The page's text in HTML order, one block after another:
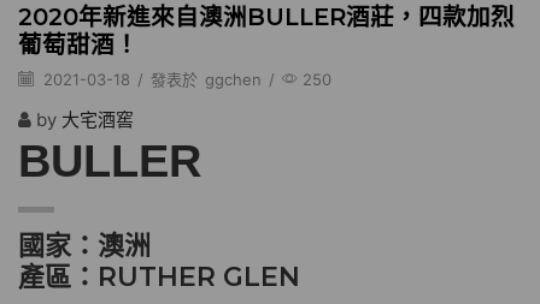
2020年新進來自澳洲BULLER酒莊，四款加烈
葡萄甜酒！
2021-03-18 / 發表於 ggchen / 250
by 大宅酒窖
BULLER
國家：澳洲
產區：RUTHER GLEN